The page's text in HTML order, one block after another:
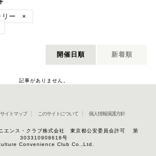
リー
×
開催日順 新着順
記事がありません。
サイトマップ このサイトについて 個人情報保護方針
エンス・クラブ株式会社 東京都公安委員会許可 第
303310908618号
Convenience Club Co.,Ltd.